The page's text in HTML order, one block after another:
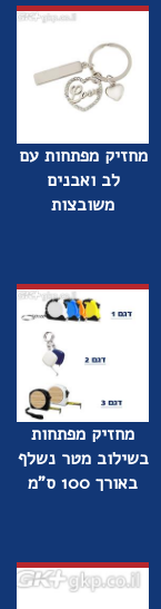
מחזיק מפתחות עם
לב ואבנים
משובצות
מחזיק מפתחות
בשילוב מטר נשלף
באורך 100 ס"מ